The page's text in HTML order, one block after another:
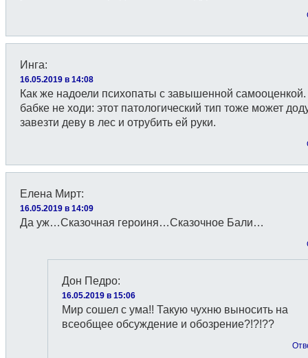
Инга:
16.05.2019 в 14:08
Как же надоели психопаты с завышенной
бабке не ходи: этот патологический тип тоже может
завезти деву в лес и отрубить ей руки.
Елена Мирт:
16.05.2019 в 14:09
Да уж…Сказочная героиня…Сказочное Бали…
Дон Педро:
16.05.2019 в 15:06
Мир сошел с ума!! Такую чухню выносить на
всеобщее обсуждение и обозрение?!?!??